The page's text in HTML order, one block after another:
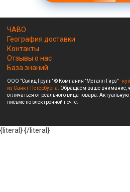
ЧАВО
География доставки
Контакты
Отзывы о нас
База знаний
ООО "Солид Групп" © Компания "Металл Гирз" -
из Санкт-Петербурга. Обращаем ваше внимание,
отличаться от реального вида товара.
письме по электронной почте.
{literal}{/literal}